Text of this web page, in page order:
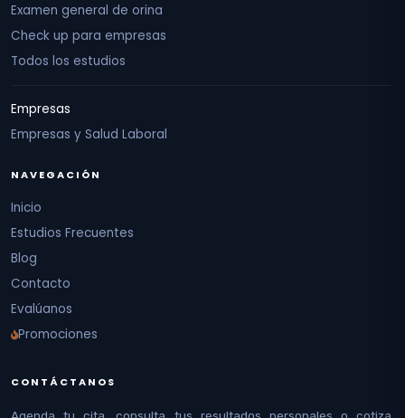
Examen general de orina
Check up para empresas
Todos los estudios
Empresas
Empresas y Salud Laboral
NAVEGACIÓN
Inicio
Estudios Frecuentes
Blog
Contacto
Evalúanos
Promociones
CONTÁCTANOS
Agenda tu cita, consulta tus resultados personales o cotiza